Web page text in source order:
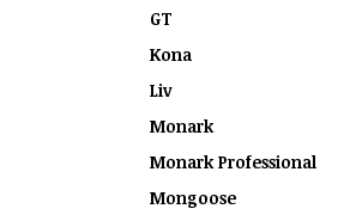
GT
Kona
Liv
Monark
Monark Professional
Mongoose